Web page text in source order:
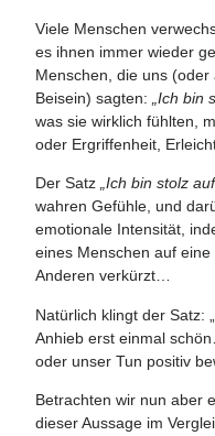
Viele Menschen
es ihnen immer wieder
Menschen, die uns
Beisein) sagten:
„Ich bin
was sie wirklich fühlten,
oder Ergriffenheit,
Der Satz„Ich bin stolz
wahren Gefühle, und
emotionale Intensität,
eines Menschen auf
Anderen verkürzt…
Natürlich klingt der Satz:
Anhieb erst einmal
oder unser Tun positiv
Betrachten wir nun aber
dieser Aussage im